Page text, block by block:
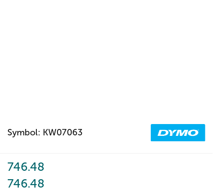
Symbol: KW07063
746.48
746.48